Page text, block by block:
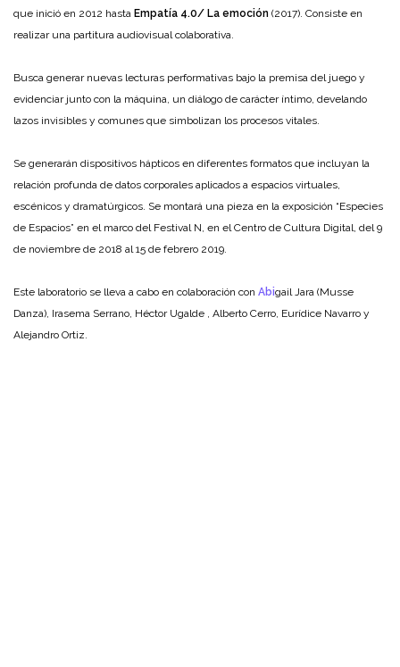
que inició en 2012 hasta Empatía 4.0/ La emoción (2017). Consiste en
realizar una partitura audiovisual colaborativa.
Busca generar nuevas lecturas performativas bajo la premisa del juego y
evidenciar junto con la máquina, un diálogo de carácter íntimo, develando
lazos invisibles y comunes que simbolizan los procesos vitales.
Se generarán dispositivos hápticos en diferentes formatos que incluyan la
relación profunda de datos corporales aplicados a espacios virtuales,
escénicos y dramatúrgicos. Se montará una pieza en la exposición “Especies
de Espacios” en el marco del Festival N, en el Centro de Cultura Digital, del 9
de noviembre de 2018 al 15 de febrero 2019.
Este laboratorio se lleva a cabo en colaboración con Abigail Jara (Musse
Danza), Irasema Serrano, Héctor Ugalde , Alberto Cerro, Eurídice Navarro y
Alejandro Ortiz.